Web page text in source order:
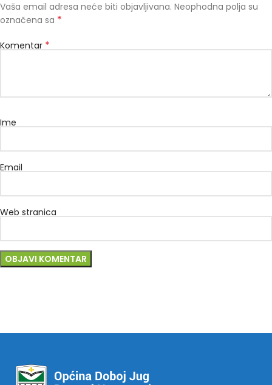
Vaša email adresa neće biti objavljivana. Neophodna polja su
označena sa *
Komentar *
Ime
Email
Web stranica